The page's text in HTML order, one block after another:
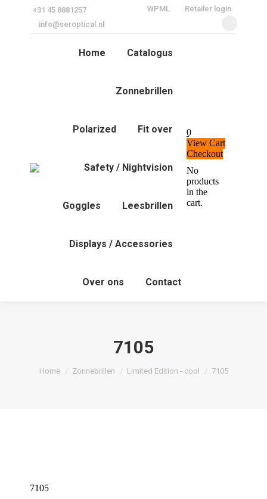
+31 45 8881257
info@seroptical.nl
WPML Retailer login
Home Catalogus
Zonnebrillen
Polarized Fit over
Safety / Nightvision
Goggles Leesbrillen
Displays / Accessories
Over ons Contact
0
View Cart
Checkout
No
products
in the
cart.
7105
Home Zonnebrillen Limited Edition - cool 7105
7105